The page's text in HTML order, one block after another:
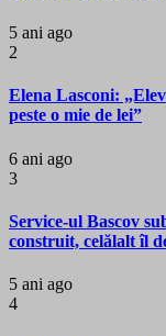
5 ani ago
2
Elena Lasconi:
peste o mie de lei”
6 ani ago
3
Service-ul Bascov
construit, celălalt îl
5 ani ago
4